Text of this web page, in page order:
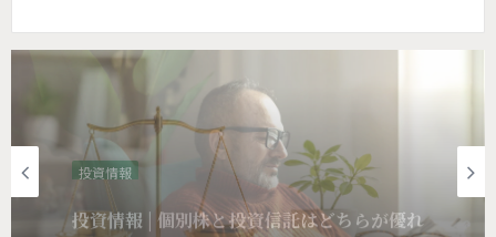
投資情報
金融リテラシー | テンバガー株より “大きな
リターン”をくれたもの